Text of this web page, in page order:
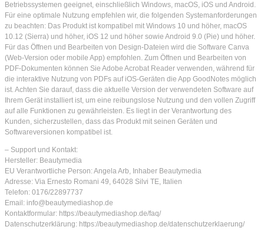
Betriebssystemen geeignet, einschließlich Windows, macOS, iOS und Android.
Für eine optimale Nutzung empfehlen wir, die folgenden Systemanforderungen
zu beachten: Das Produkt ist kompatibel mit Windows 10 und höher, macOS
10.12 (Sierra) und höher, iOS 12 und höher sowie Android 9.0 (Pie) und höher.
Für das Öffnen und Bearbeiten von Design-Dateien wird die Software Canva
(Web-Version oder mobile App) empfohlen. Zum Öffnen und Bearbeiten von
PDF-Dokumenten können Sie Adobe Acrobat Reader verwenden, während für
die interaktive Nutzung von PDFs auf iOS-Geräten die App GoodNotes möglich
ist. Achten Sie darauf, dass die aktuelle Version der verwendeten Software auf
Ihrem Gerät installiert ist, um eine reibungslose Nutzung und den vollen Zugriff
auf alle Funktionen zu gewährleisten. Es liegt in der Verantwortung des
Kunden, sicherzustellen, dass das Produkt mit seinen Geräten und
Softwareversionen kompatibel ist.
– Support und Kontakt:
Hersteller: Beautymedia
EU Verantwortliche Person: Angela Arb, Inhaber Beautymedia
Adresse: Via Ernesto Romani 49, 64028 Silvi TE, Italien
Telefon: 0176/22897737
Email: info@beautymediashop.de
Kontaktformular: https://beautymediashop.de/faq/
Datenschutzerklärung: https://beautymediashop.de/datenschutzerklaerung/